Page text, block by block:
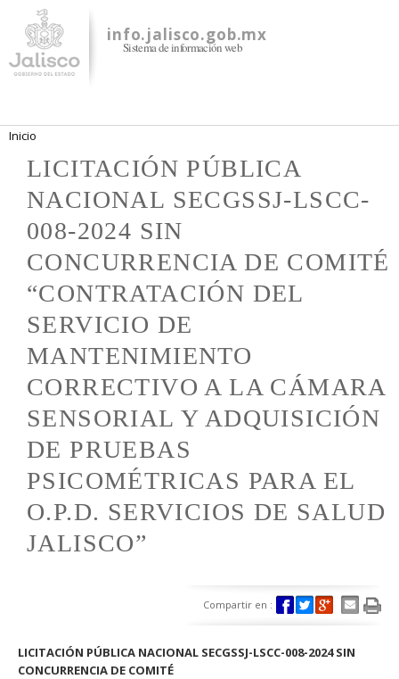
contenido
principal
info.jalisco.gob.mx
Sistema de información web
Se encuentra usted aquí
Inicio
LICITACIÓN PÚBLICA
NACIONAL SECGSSJ-LSCC-
008-2024 SIN
CONCURRENCIA DE COMITÉ
“CONTRATACIÓN DEL
SERVICIO DE
MANTENIMIENTO
CORRECTIVO A LA CÁMARA
SENSORIAL Y ADQUISICIÓN
DE PRUEBAS
PSICOMÉTRICAS PARA EL
O.P.D. SERVICIOS DE SALUD
JALISCO”
Compartir en :
LICITACIÓN PÚBLICA NACIONAL SECGSSJ-LSCC-008-2024 SIN
CONCURRENCIA DE COMITÉ